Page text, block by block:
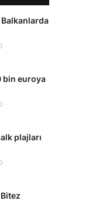
bin euroya
plajları